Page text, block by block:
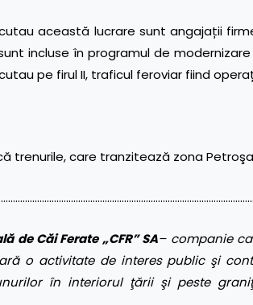
această lucrare sunt angajații firmei
incluse în programul de
pe firul II, traficul feroviar fiind
trenurile, care tranzitează zona
de Căi Ferate „CFR” SA– companie
o activitate de interes public şi
în interiorul ţării şi peste